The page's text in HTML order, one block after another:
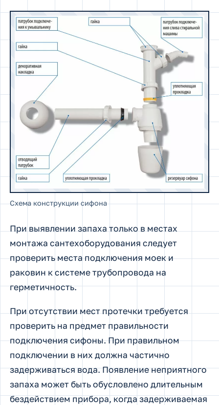
Схема конструкции сифона
При выявлении запаха только в местах
монтажа сантехоборудования следует
проверить места подключения моек и
раковин к системе трубопровода на
герметичность.
При отсутствии мест протечки требуется
проверить на предмет правильности
подключения сифоны. При правильном
подключении в них должна частично
задерживаться вода. Появление неприятного
запаха может быть обусловлено длительным
бездействием прибора, когда задерживаемая